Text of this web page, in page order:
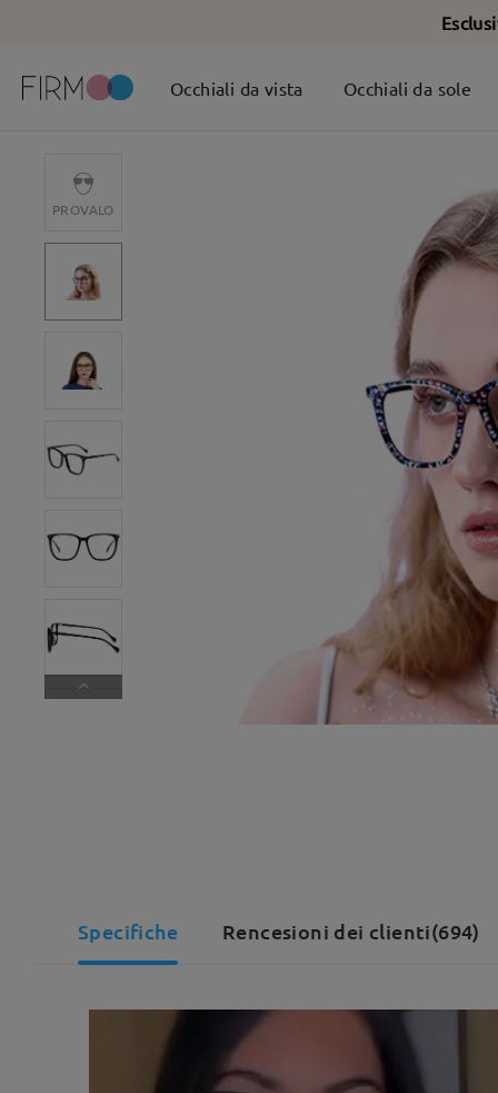
Occhiali da vista Occhiali da sole
PROVALO
Specifiche Rencesioni dei clienti(694)